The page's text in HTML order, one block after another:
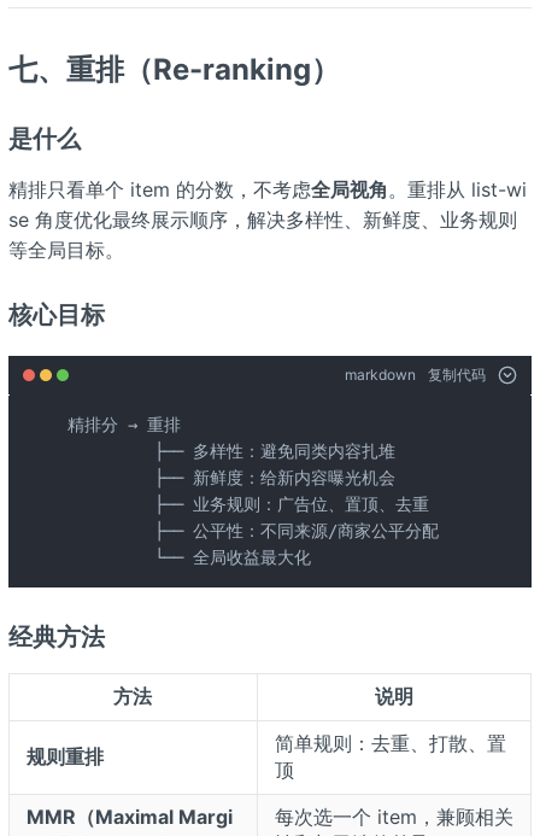
七、重排（Re-ranking）
是什么
精排只看单个 item 的分数，不考虑全局视角 。重排从 list-wi
se 角度优化最终展示顺序，解决多样性、新鲜度、业务规则
等全局目标。
核心目标
markdown 复制代码
精排分 → 重排
         ├── 多样性：避免同类内容扎堆
         ├── 新鲜度：给新内容曝光机会
         ├── 业务规则：广告位、置顶、去重
         ├── 公平性：不同来源/商家公平分配
         └── 全局收益最大化
经典方法
方法 说明
规则重排
简单规则：去重、打散、置
顶
MMR（Maximal Margi
每次选一个 item，兼顾相关